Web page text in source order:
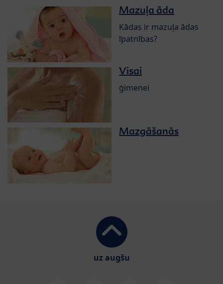
Mazuļa āda
Kādas ir mazuļa ādas
īpatnības?
Visai
ģimenei
Mazgāšanās
uz augšu